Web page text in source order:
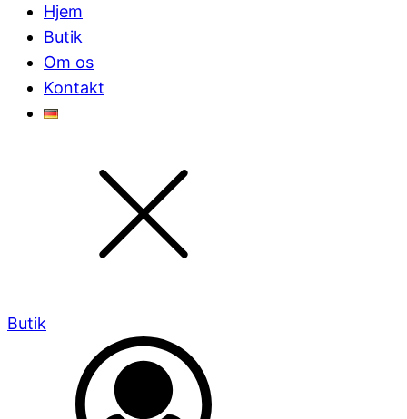
Hjem
Butik
Om os
Kontakt
Butik